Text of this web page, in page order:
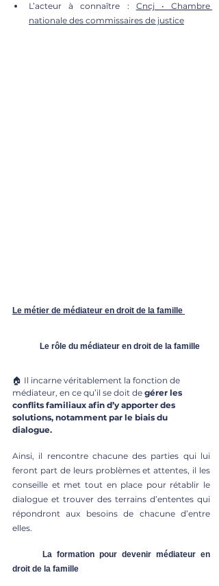
L’acteur à connaître : Cncj • Chambre
nationale des commissaires de justice
Le métier de médiateur en droit de la famille
	Le rôle du médiateur en droit de la famille
🏠 Il incarne véritablement la fonction de
médiateur, en ce qu’il se doit de gérer les
conflits familiaux afin d’y apporter des
solutions, notamment par le biais du
dialogue.
Ainsi, il rencontre chacune des parties qui lui
feront part de leurs problèmes et attentes, il les
conseille et met tout en place pour rétablir le
dialogue et trouver des terrains d’ententes qui
répondront aux besoins de chacune d’entre
elles.
droit de la famille